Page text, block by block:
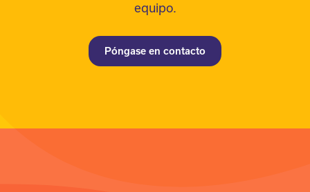
equipo.
Póngase en contacto